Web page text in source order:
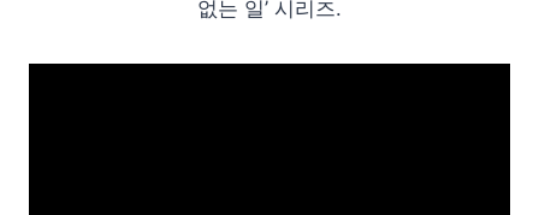
없는 일’ 시리즈.